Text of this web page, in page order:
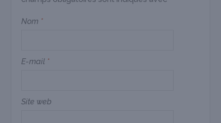
Nom *
E-mail *
Site web